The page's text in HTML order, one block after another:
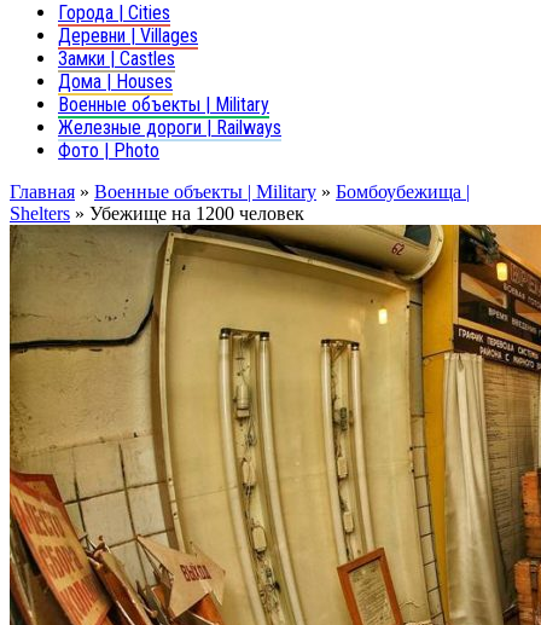
Города | Cities
Деревни | Villages
Замки | Castles
Дома | Houses
Военные объекты | Military
Железные дороги | Railways
Фото | Photo
Главная » Военные объекты | Military » Бомбоубежища |
Shelters » Убежище на 1200 человек